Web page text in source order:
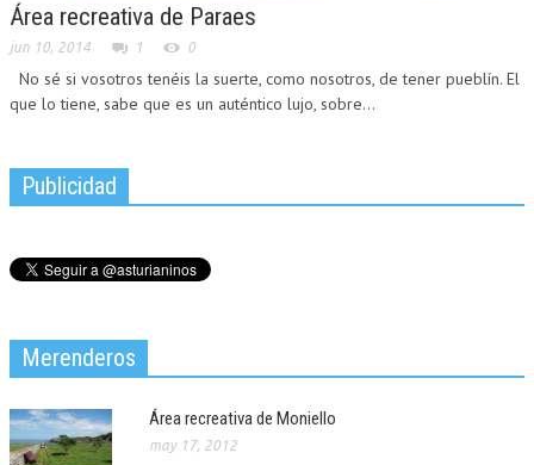
Área recreativa de Paraes
jun 10, 2014 1 0
No sé si vosotros tenéis la suerte, como nosotros, de tener pueblín. El
que lo tiene, sabe que es un auténtico lujo, sobre...
Publicidad
Merenderos
Área recreativa de Moniello
may 17, 2012